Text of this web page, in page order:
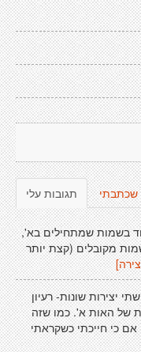
תגובות עלי שכתבתי
בשמות שמתחילים בא',
מקובלים (קצת יותר
יצירות שונות- רעיון
של האות א'. כמו שזה
כי חייכתי כשקראתי